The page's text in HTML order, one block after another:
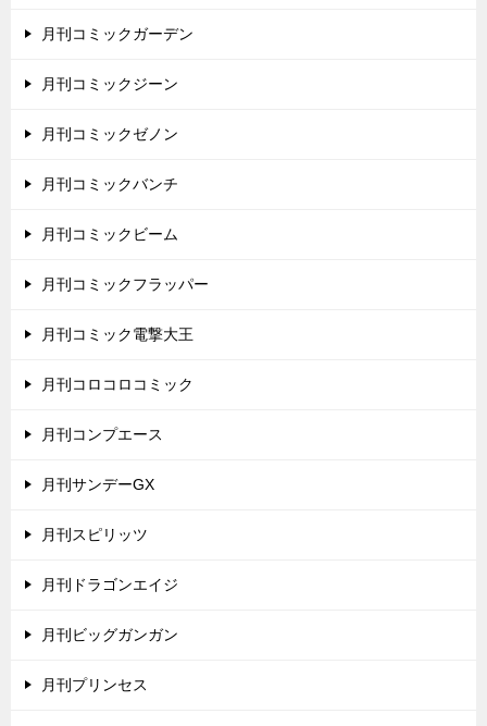
月刊コミックガーデン
月刊コミックジーン
月刊コミックゼノン
月刊コミックバンチ
月刊コミックビーム
月刊コミックフラッパー
月刊コミック電撃大王
月刊コロコロコミック
月刊コンプエース
月刊サンデーGX
月刊スピリッツ
月刊ドラゴンエイジ
月刊ビッグガンガン
月刊プリンセス